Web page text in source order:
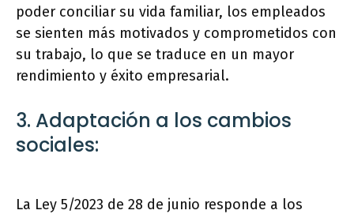
poder conciliar su vida familiar, los empleados
se sienten más motivados y comprometidos con
su trabajo, lo que se traduce en un mayor
rendimiento y éxito empresarial.
3. Adaptación a los cambios
sociales:
La Ley 5/2023 de 28 de junio responde a los